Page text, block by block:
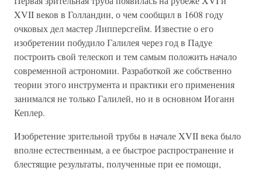
XVII веков в Голландии, о чем сообщил в 1608 году
очковых дел мастер Липперсгейм. Известие о его
изобретении побудило Галилея через год в Падуе
построить свой телескоп и тем самым положить начало
современной астрономии. Разработкой же собственно
теории этого инструмента и практики его применения
занимался не только Галилей, но и в основном Иоганн
Кеплер.
Изобретение зрительной трубы в начале XVII века было
вполне естественным, а ее быстрое распространение и
блестящие результаты, полученные при ее помощи,